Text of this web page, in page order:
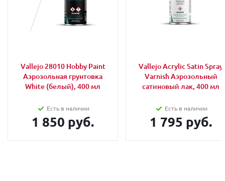
Vallejo 28010 Hobby Paint
Аэрозольная грунтовка
White (белый), 400 мл
Есть в наличии
1 850 руб.
Vallejo Acrylic Satin Spray
Varnish Аэрозольный
сатиновый лак, 400 мл
Есть в наличии
1 795 руб.